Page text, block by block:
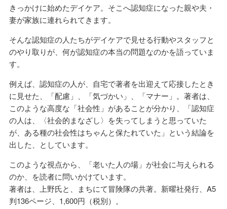
きっかけに始めたデイケア。そこへ認知症になった親や夫・
妻が家族に連れられてきます。
そんな認知症の人たちがデイケアで見せる行動やスタッフと
のやり取りが、何が認知症の本当の問題なのかを語っていま
す。
例えば、認知症の人が、自宅で著者を出迎えて応接したとき
に見せた、「配慮」、「気づかい」、「マナー」。著者は、
このような高度な「社会性」があることが分かり、「認知症
の人は、〈社会的まなざし〉を失ってしまうと思っていた
が、ある種の社会性はちゃんと保たれていた」という結論を
出した、としています。
このような視点から、「老いた人の場」が社会に与えられる
のか、を読者に問いかけています。
著者は、上野氏と、まちにて冒険隊の共著。新曜社発行、A5
判136ページ、1,600円（税別）。